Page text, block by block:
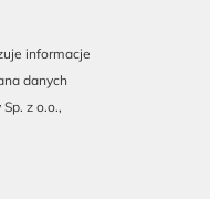
informacje
danych
z o.o.,